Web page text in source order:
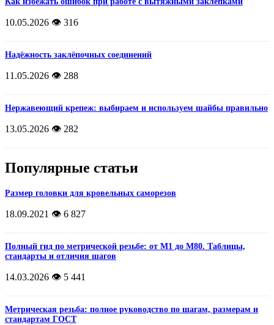
10.05.2026 👁️ 316
Надёжность заклёпочных соединений
11.05.2026 👁️ 288
Нержавеющий крепеж: выбираем и используем шайбы правильно
13.05.2026 👁️ 282
Популярные статьи
Размер головки для кровельных саморезов
18.09.2021 👁️ 6 827
Полный гид по метрической резьбе: от М1 до М80. Таблицы,
стандарты и отличия шагов
14.03.2026 👁️ 5 441
Метрическая резьба: полное руководство по шагам, размерам и
стандартам ГОСТ